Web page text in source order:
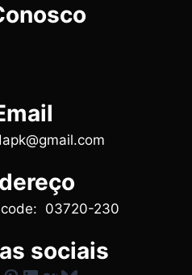
code: 03720-230
sociais